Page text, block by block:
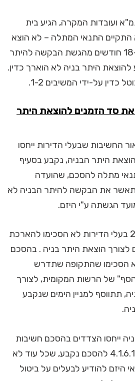
ועובדות המקרה, הגיע בית
התנאי המתלה – לא הוצא
היתר בניה לא יאוחר מ-18 חודשים מהגשת הבקשה להיתר
להוצאת היתר בניה לא הוארך כדין.
על-ידי המשיבים 1-2.
סד הזמנים להוצאת היתר
החשיבות שבעלי הדירות ייחסו
היתר הבניה, נקבע בסעיף
תנאי מתלה להסכם, שהועדה
תאשר את הבקשה להיתר הבניה לא
בהסכם התמ"א מ-2015 בעלי הדירות לא הסכימו להארכת
לצורך הוצאת היתר בניה . בהסכם
הסכימו שהתקופה שתדרש
של הרשות המקומית, לצורך
תתווסף למניין הימים שנקבע
ייחסו הצדדים בהסכם חשיבות
רבה. כך למשל, בסעיף 4.1.6.1 להסכם נקבע, שכל עוד לא
היזם להודיע לבעלים על ביטול